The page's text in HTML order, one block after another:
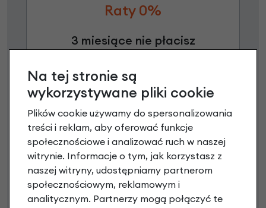
Raty 0%
3 miesiące nie płacisz
Poznaj szczegóły
Na tej stronie są
wykorzystywane pliki cookie
Plików cookie używamy do spersonalizowania
treści i reklam, aby oferować funkcje
społecznościowe i analizować ruch w naszej
witrynie. Informacje o tym, jak korzystasz z
naszej witryny, udostępniamy partnerom
społecznościowym, reklamowym i
analitycznym. Partnerzy mogą połączyć te